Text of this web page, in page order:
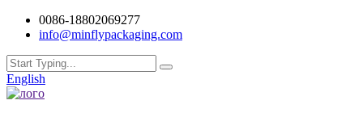
0086-18802069277
info@minflypackaging.com
English